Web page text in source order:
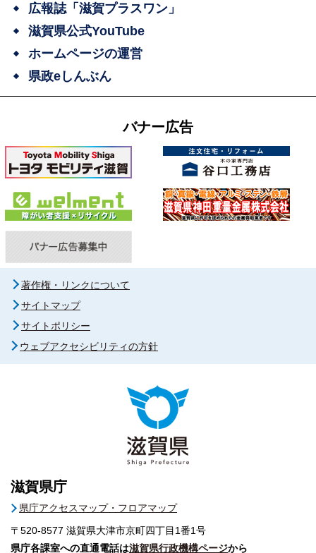
広報誌「滋賀プラスワン」
滋賀県公式YouTube
ホームページの運営
県政eしんぶん
バナー広告
著作権・リンクについて
サイトマップ
サイトポリシー
ウェブアクセシビリティの方針
滋賀県庁
県庁アクセスマップ・フロアマップ
〒520-8577 滋賀県大津市京町四丁目1番1号
県庁各課室への直通電話は滋賀県行政機構ページから